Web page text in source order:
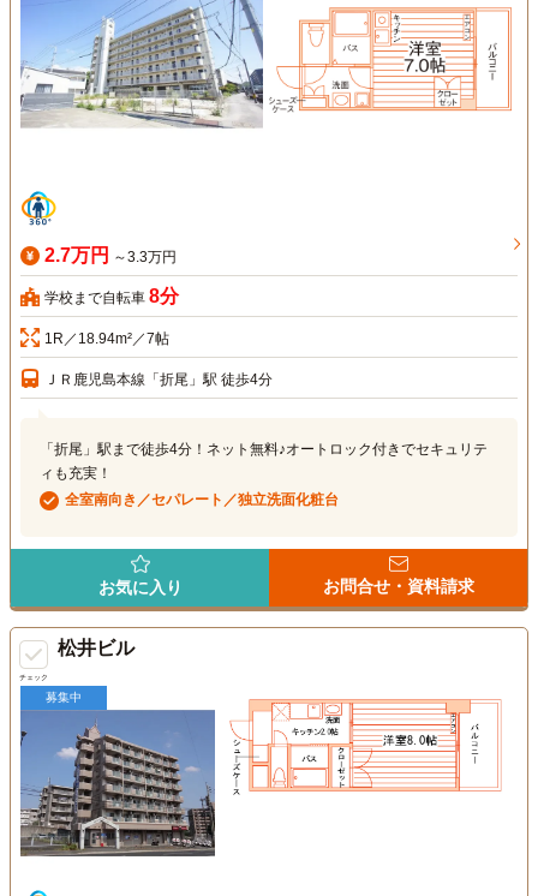
2.7万円 ～3.3万円
学校まで自転車 8分
1R／18.94m²／7帖
ＪＲ鹿児島本線「折尾」駅 徒歩4分
「折尾」駅まで徒歩4分！ネット無料♪オートロック付きでセキュリテ
ィも充実！
全室南向き／セパレート／独立洗面化粧台
お気に入り お問合せ・資料請求
チェック
松井ビル
募集中